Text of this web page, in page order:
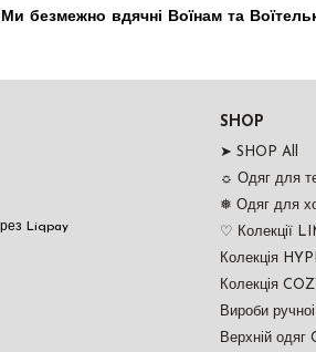
Ми безмежно вдячні Воїнам та
SHOP
➤ SHOP All
☼ Одяг для
❅ Одяг для
♡ Колекції
Колекція
Колекція
Вироби
Верхній одяг